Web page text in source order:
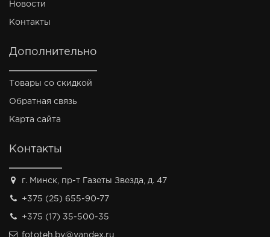
Новости
Контакты
Дополнительно
Товары со скидкой
Обратная связь
Карта сайта
Контакты
г. Минск, пр-т Газеты Звезда, д. 47
+375 (25) 655-90-77
+375 (17) 35-500-35
fototeh.by@yandex.ru